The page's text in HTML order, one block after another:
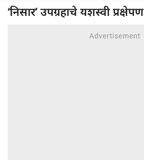
‘निसार’ उपग्रहाचे यशस्वी प्रक्षेपण